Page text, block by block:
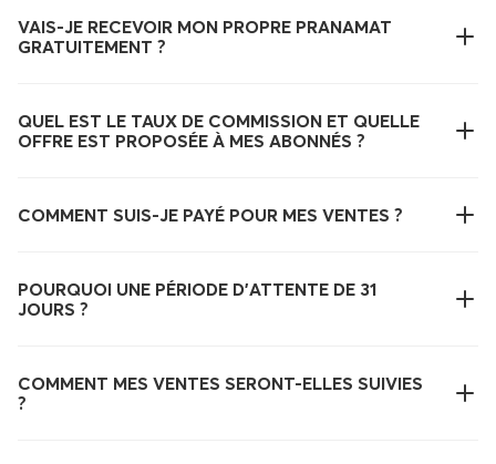
VAIS-JE RECEVOIR MON PROPRE PRANAMAT
GRATUITEMENT ?
QUEL EST LE TAUX DE COMMISSION ET QUELLE
OFFRE EST PROPOSÉE À MES ABONNÉS ?
COMMENT SUIS-JE PAYÉ POUR MES VENTES ?
POURQUOI UNE PÉRIODE D'ATTENTE DE 31
JOURS ?
COMMENT MES VENTES SERONT-ELLES SUIVIES
?